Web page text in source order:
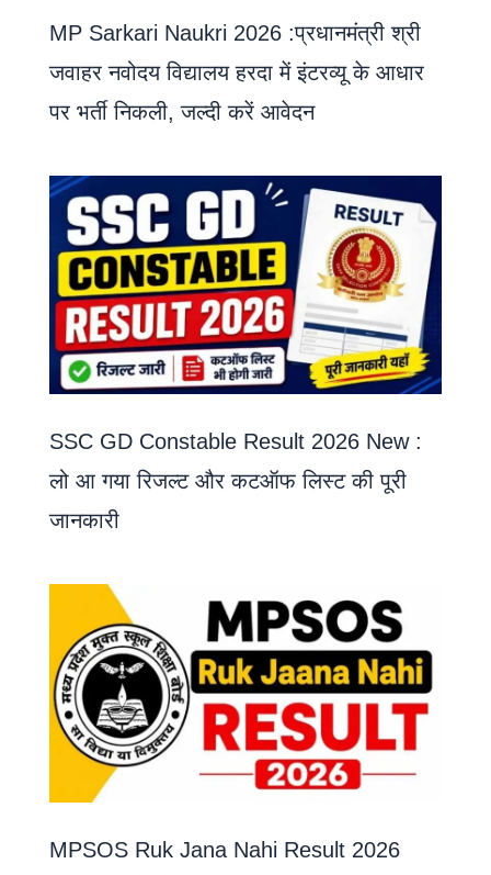
MP Sarkari Naukri 2026 :प्रधानमंत्री श्री
जवाहर नवोदय विद्यालय हरदा में इंटरव्यू के आधार
पर भर्ती निकली, जल्दी करें आवेदन
SSC GD Constable Result 2026 New :
लो आ गया रिजल्ट और कटऑफ लिस्ट की पूरी
जानकारी
MPSOS Ruk Jana Nahi Result 2026